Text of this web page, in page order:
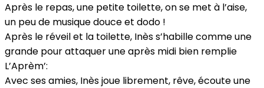
Après le repas, une petite toilette, on se met à l’aise,
un peu de musique douce et dodo !
Après le réveil et la toilette, Inès s’habille comme une
grande pour attaquer une après midi bien remplie
L’Aprèm’:
Avec ses amies, Inès joue librement, rêve, écoute une